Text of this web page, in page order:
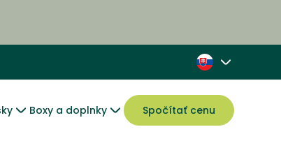
Boxy a doplnky Spočítať cenu